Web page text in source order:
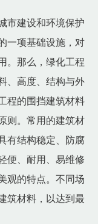
市建设和环境保护
一项基础设施，对
。那么，绿化工程
、高度、结构与外
程的围挡建筑材料
则。常用的建筑材
有结构稳定、防腐
便、耐用、易维修
观的特点。不同场
筑材料，以达到最